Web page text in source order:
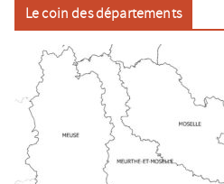
Le coin des départements